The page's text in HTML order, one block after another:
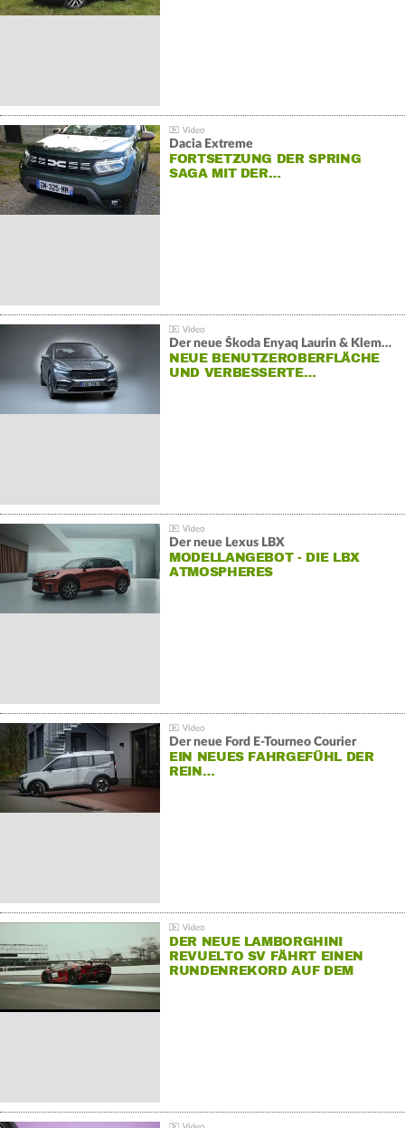
Dacia Extreme
FORTSETZUNG DER SPRING
SAGA MIT DER…
Der neue Škoda Enyaq Laurin & Klement
NEUE BENUTZEROBERFLÄCHE
UND VERBESSERTE…
Der neue Lexus LBX
MODELLANGEBOT - DIE LBX
ATMOSPHERES
Der neue Ford E-Tourneo Courier
EIN NEUES FAHRGEFÜHL DER
REIN…
DER NEUE LAMBORGHINI
REVUELTO SV FÄHRT EINEN
RUNDENREKORD AUF DEM